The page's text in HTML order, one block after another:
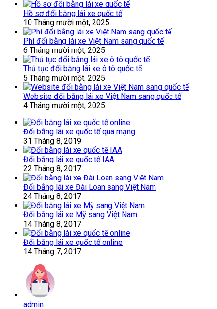
Hồ sơ đổi bằng lái xe quốc tế
10 Tháng mười một, 2025
Phí đổi bằng lái xe Việt Nam sang quốc tế
6 Tháng mười một, 2025
Thủ tục đổi bằng lái xe ô tô quốc tế
5 Tháng mười một, 2025
Website đổi bằng lái xe Việt Nam sang quốc tế
4 Tháng mười một, 2025
Đổi bằng lái xe quốc tế qua mạng
31 Tháng 8, 2019
Đổi bằng lái xe quốc tế IAA
22 Tháng 8, 2017
Đổi bằng lái xe Đài Loan sang Việt Nam
24 Tháng 8, 2017
Đổi bằng lái xe Mỹ sang Việt Nam
14 Tháng 8, 2017
Đổi bằng lái xe quốc tế online
14 Tháng 7, 2017
admin